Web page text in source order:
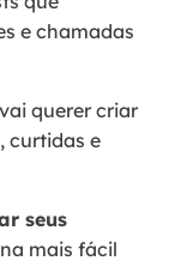
e chamadas
querer criar
curtidas e
seus
mais fácil